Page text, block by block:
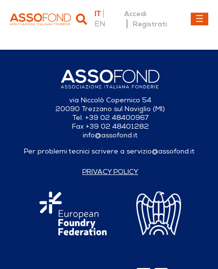
IT
EN
Accedi
Registrati
via Niccolò Copernico 54
20090 Trezzano sul Naviglio (MI)
Tel. +39 02 48400967
Fax +39 02 48401282
info@assofond.it
Per problemi tecnici scrivere a servizio@assofond.it
PRIVACY POLICY